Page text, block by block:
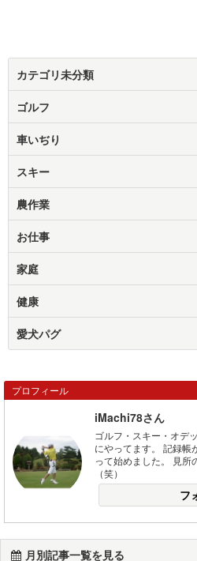
カテゴリ未分類
ゴルフ
車いぢり
スキー
農作業
お仕事
家庭
健康
愛犬パグ
プロフィール
iMachi78さん
ゴルフ・スキー・オデ
にやってます。 記録帳
って始めました。 見
（笑）
フ
月別記事一覧を見る